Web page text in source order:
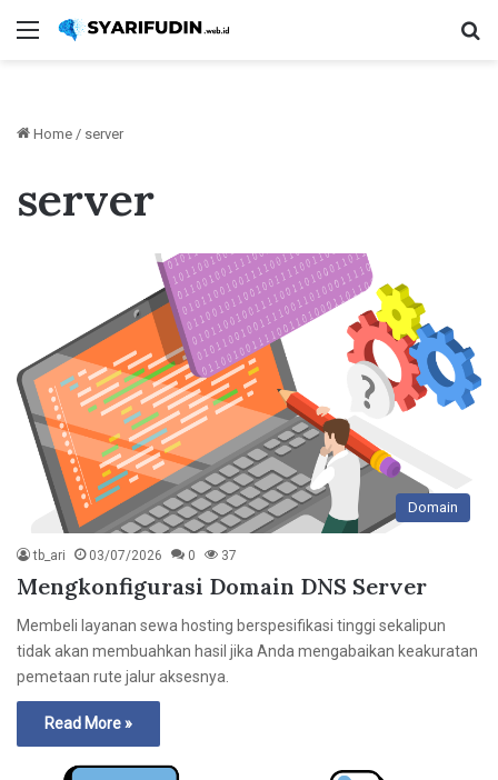
Menu
Home / server
server
Domain
tb_ari 03/07/2026 0 37
Mengkonfigurasi Domain DNS Server
Membeli layanan sewa hosting berspesifikasi tinggi sekalipun
tidak akan membuahkan hasil jika Anda mengabaikan keakuratan
pemetaan rute jalur aksesnya.
Read More »